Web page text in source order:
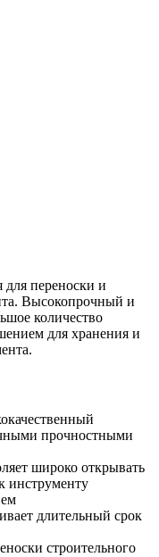
переноски и
Высокопрочный и
количество
для хранения и
прочностными
широко открывать
инструменту
длительный срок
строительного